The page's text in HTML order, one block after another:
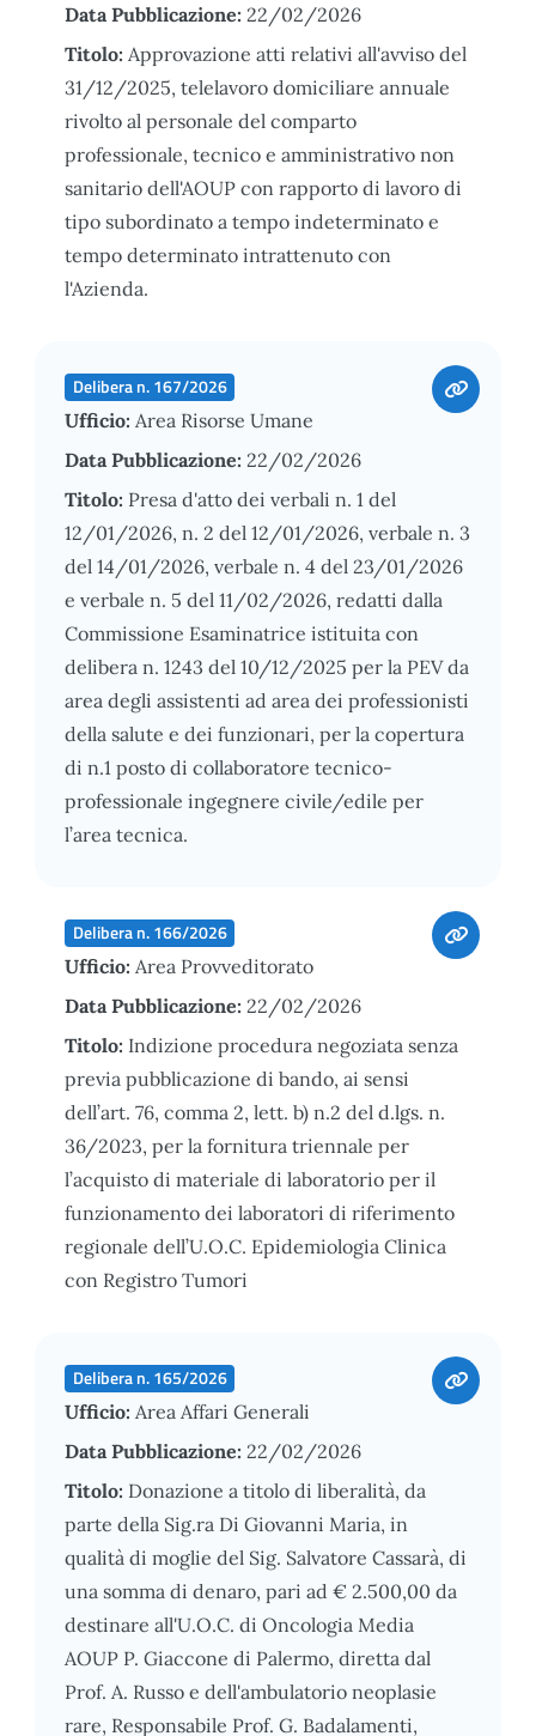
Data Pubblicazione: 22/02/2026
Titolo: Approvazione atti relativi all'avviso del
31/12/2025, telelavoro domiciliare annuale
rivolto al personale del comparto
professionale, tecnico e amministrativo non
sanitario dell'AOUP con rapporto di lavoro di
tipo subordinato a tempo indeterminato e
tempo determinato intrattenuto con
l'Azienda.
Delibera n. 167/2026
Ufficio: Area Risorse Umane
Data Pubblicazione: 22/02/2026
Titolo: Presa d'atto dei verbali n. 1 del
12/01/2026, n. 2 del 12/01/2026, verbale n. 3
del 14/01/2026, verbale n. 4 del 23/01/2026
e verbale n. 5 del 11/02/2026, redatti dalla
Commissione Esaminatrice istituita con
delibera n. 1243 del 10/12/2025 per la PEV da
area degli assistenti ad area dei professionisti
della salute e dei funzionari, per la copertura
di n.1 posto di collaboratore tecnico-
professionale ingegnere civile/edile per
l’area tecnica.
Delibera n. 166/2026
Ufficio: Area Provveditorato
Data Pubblicazione: 22/02/2026
Titolo: Indizione procedura negoziata senza
previa pubblicazione di bando, ai sensi
dell’art. 76, comma 2, lett. b) n.2 del d.lgs. n.
36/2023, per la fornitura triennale per
l’acquisto di materiale di laboratorio per il
funzionamento dei laboratori di riferimento
regionale dell’U.O.C. Epidemiologia Clinica
con Registro Tumori
Delibera n. 165/2026
Ufficio: Area Affari Generali
Data Pubblicazione: 22/02/2026
Titolo: Donazione a titolo di liberalità, da
parte della Sig.ra Di Giovanni Maria, in
qualità di moglie del Sig. Salvatore Cassarà, di
una somma di denaro, pari ad € 2.500,00 da
destinare all'U.O.C. di Oncologia Media
AOUP P. Giaccone di Palermo, diretta dal
Prof. A. Russo e dell'ambulatorio neoplasie
rare, Responsabile Prof. G. Badalamenti,